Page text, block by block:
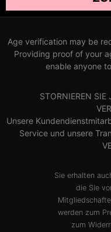
Age verification may be
Providing proof of your
enable anyone
STORNIEREN
Unsere
Service und unsere
Sie erhalten
die Sie
werden zum
zum